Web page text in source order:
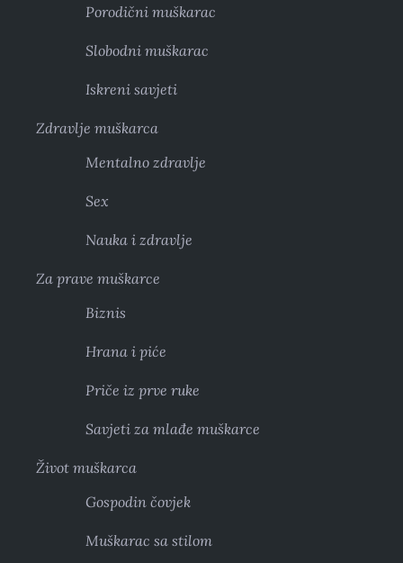
Porodični muškarac
Slobodni muškarac
Iskreni savjeti
Zdravlje muškarca
Mentalno zdravlje
Sex
Nauka i zdravlje
Za prave muškarce
Biznis
Hrana i piće
Priče iz prve ruke
Savjeti za mlađe muškarce
Život muškarca
Gospodin čovjek
Muškarac sa stilom